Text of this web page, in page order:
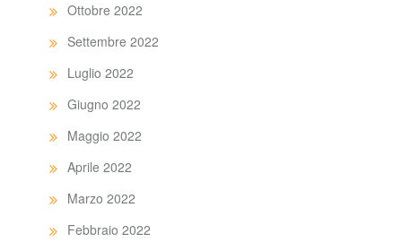
Ottobre 2022
Settembre 2022
Luglio 2022
Giugno 2022
Maggio 2022
Aprile 2022
Marzo 2022
Febbraio 2022